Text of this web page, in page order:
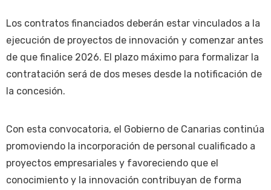
Los contratos financiados deberán estar vinculados a la
ejecución de proyectos de innovación y comenzar antes
de que finalice 2026. El plazo máximo para formalizar la
contratación será de dos meses desde la notificación de
la concesión.
Con esta convocatoria, el Gobierno de Canarias continúa
promoviendo la incorporación de personal cualificado a
proyectos empresariales y favoreciendo que el
conocimiento y la innovación contribuyan de forma